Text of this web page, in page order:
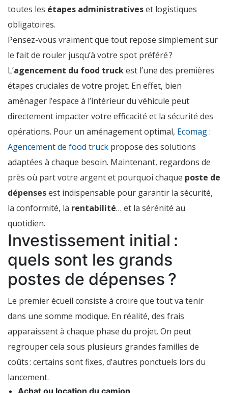
toutes les étapes administrativeset logistiques
obligatoires.
Pensez-vous vraiment que tout repose simplement sur
le fait de rouler jusqu’à votre spot préféré ?
L’agencement du food truckest l’une des premières
étapes cruciales de votre projet. En effet, bien
aménager l’espace à l’intérieur du véhicule peut
directement impacter votre efficacité et la sécurité des
opérations. Pour un aménagement optimal, Ecomag :
Agencement de food truck propose des solutions
adaptées à chaque besoin. Maintenant, regardons de
près où part votre argent et pourquoi chaque poste de
dépensesest indispensable pour garantir la sécurité,
la conformité, la rentabilité… et la sérénité au
quotidien.
Investissement initial :
quels sont les grands
postes de dépenses ?
Le premier écueil consiste à croire que tout va tenir
dans une somme modique. En réalité, des frais
apparaissent à chaque phase du projet. On peut
regrouper cela sous plusieurs grandes familles de
coûts : certains sont fixes, d’autres ponctuels lors du
lancement.
Achat ou location du camion